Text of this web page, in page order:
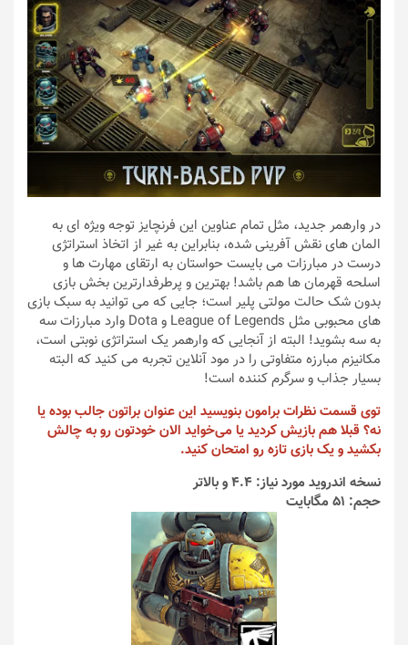
در وارهمر جدید، مثل تمام عناوین این فرنچایز توجه ویژه ای به
المان های نقش آفرینی شده، بنابراین به غیر از اتخاذ استراتژی
درست در مبارزات می بایست حواستان به ارتقای مهارت ها و
اسلحه قهرمان ها هم باشد! بهترین و پرطرفدارترین بخش بازی
بدون شک حالت مولتی پلیر است؛ جایی که می توانید به سبک بازی
های محبوبی مثل League of Legends و Dota وارد مبارزات سه
به سه بشوید! البته از آنجایی که وارهمر یک استراتژی نوبتی است،
مکانیزم مبارزه متفاوتی را در مود آنلاین تجربه می کنید که البته
بسیار جذاب و سرگرم کننده است!
توی قسمت نظرات برامون بنویسید این عنوان براتون جالب بوده یا
نه؟ قبلا هم بازیش کردید یا می‌خواید الان خودتون رو به چالش
بکشید و یک بازی تازه رو امتحان کنید.
نسخه اندروید مورد نیاز: 4.4 و بالاتر
حجم: 51 مگابایت